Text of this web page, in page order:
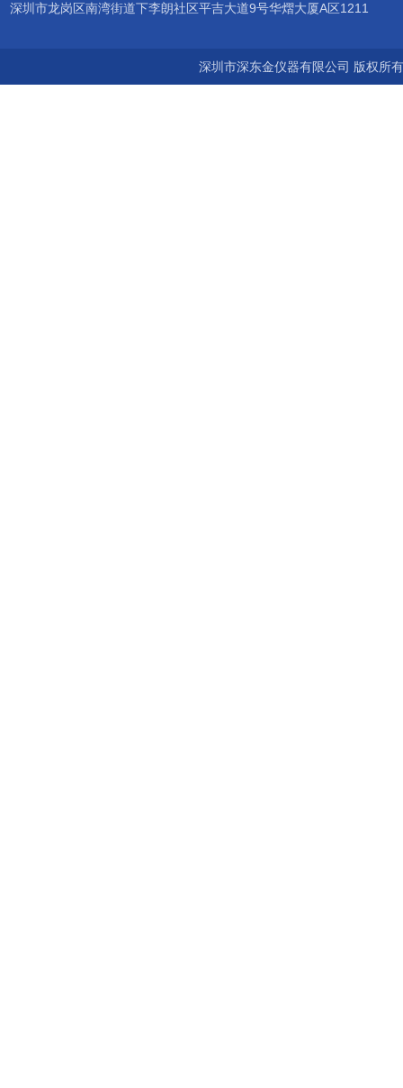
深圳市龙岗区南湾街道下李朗社区平吉大道9号华熠大厦A区1211
深圳市深东金仪器有限公司 版权所